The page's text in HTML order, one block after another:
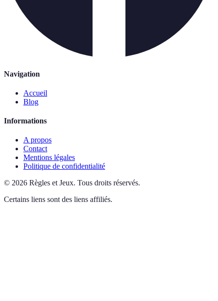
Navigation
Accueil
Blog
Informations
A propos
Contact
Mentions légales
Politique de confidentialité
© 2026 Règles et Jeux. Tous droits réservés.
Certains liens sont des liens affiliés.